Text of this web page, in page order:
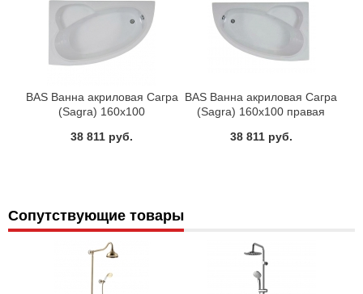
BAS Ванна акриловая Сагра
(Sagra) 160х100
38 811 руб.
BAS Ванна акриловая Сагра
(Sagra) 160х100 правая
38 811 руб.
Сопутствующие товары